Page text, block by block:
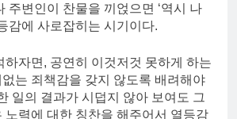
주변인이 찬물을 끼얹으면 ‘역시 나
감에 사로잡히는 시기이다.
하자면, 공연히 이것저것 못하게 하는
는 죄책감을 갖지 않도록 배려해야
일의 결과가 시덥지 않아 보여도 그
노력에 대한 칭찬을 해주어서 열등감